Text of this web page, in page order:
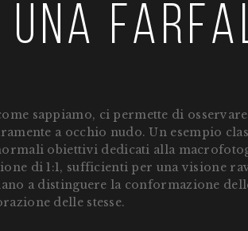
una
sappiamo, ci permette di
a occhio nudo. Un esempio
obiettivi dedicati alla
di 1:1, sufficienti per una visione
a distinguere la conformazione
delle stesse.